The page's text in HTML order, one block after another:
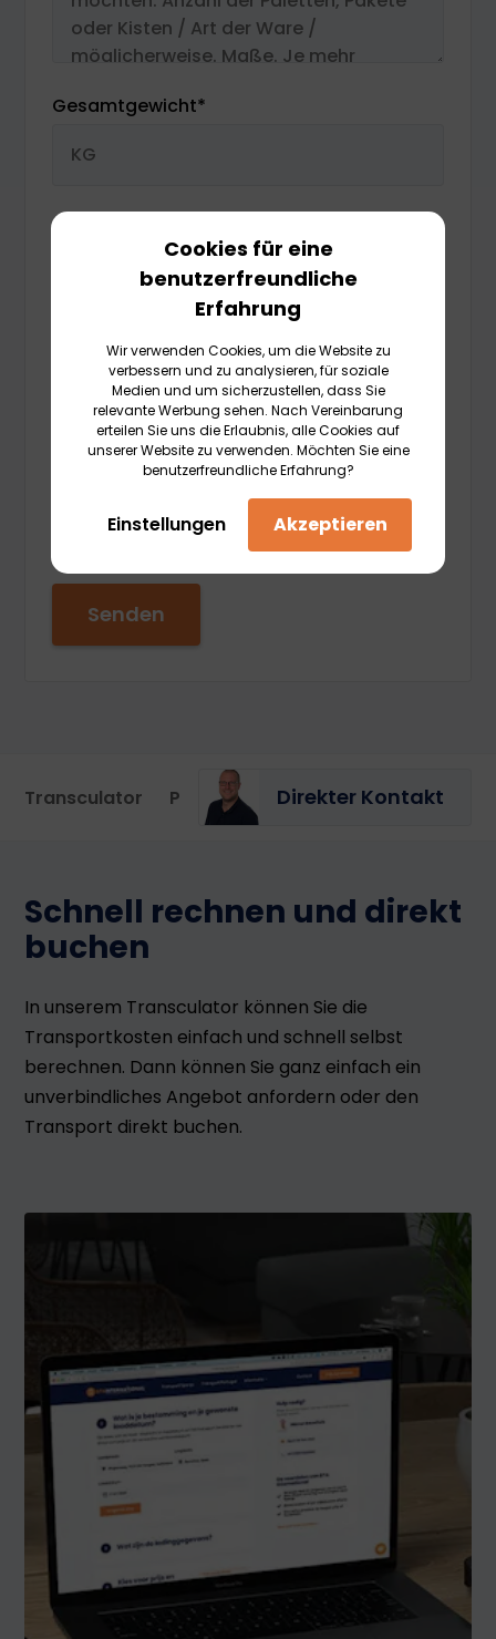
Gesamtgewicht*
Andere Informationen
Ich stimme zu, andere
Benachrichtigungen von TransHeroes
Transculator Portal Direkter Kontakt
Schnell rechnen und direkt
buchen
In unserem Transculator können Sie die
Transportkosten einfach und schnell selbst
berechnen. Dann können Sie ganz einfach ein
unverbindliches Angebot anfordern oder den
Transport direkt buchen.
Cookies für eine
benutzerfreundliche
Erfahrung
Wir verwenden Cookies, um die Website zu
verbessern und zu analysieren, für soziale
Medien und um sicherzustellen, dass Sie
relevante Werbung sehen. Nach Vereinbarung
erteilen Sie uns die Erlaubnis, alle Cookies auf
unserer Website zu verwenden. Möchten Sie eine
benutzerfreundliche Erfahrung?
Einstellungen Akzeptieren